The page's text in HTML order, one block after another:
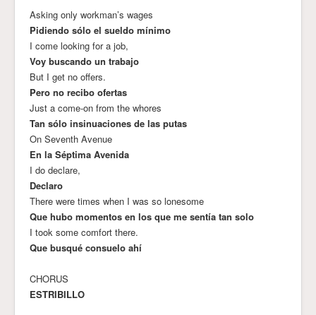
Asking only workman’s wages
Pidiendo sólo el sueldo mínimo
I come looking for a job,
Voy buscando un trabajo
But I get no offers.
Pero no recibo ofertas
Just a come-on from the whores
Tan sólo insinuaciones de las putas
On Seventh Avenue
En la Séptima Avenida
I do declare,
Declaro
There were times when I was so lonesome
Que hubo momentos en los que me sentía tan solo
I took some comfort there.
Que busqué consuelo ahí
CHORUS
ESTRIBILLO